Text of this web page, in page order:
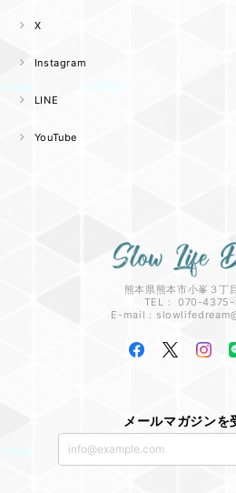
X
Instagram
LINE
YouTube
熊本県熊本市小峯３丁
TEL： 070-
E-mail：
メールマガジンを